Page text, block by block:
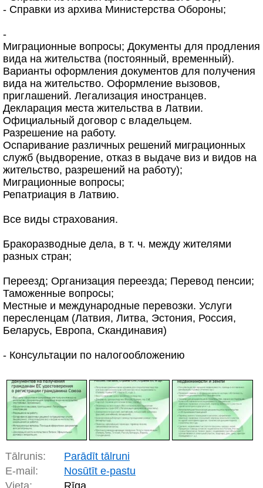
- Справки из архива Министерства Обороны;
-
Миграционные вопросы; Документы для продления
вида на жительства (постоянный, временный).
Варианты оформления документов для получения
вида на жительство. Оформление вызовов,
приглашений. Легализация иностранцев.
Декларация места жительства в Латвии.
Официальный договор с владельцем.
Разрешение на работу.
Оспаривание различных решений миграционных
служб (выдворение, отказ в выдаче виз и видов на
жительство, разрешений на работу);
Миграционные вопросы;
Репатриация в Латвию.
Все виды страхования.
Бракоразводные дела, в т. ч. между жителями
разных стран;
Переезд; Организация переезда; Перевод пенсии;
Таможенные вопросы;
Местные и международные перевозки. Услуги
пересленцам (Латвия, Литва, Эстония, Россия,
Беларусь, Европа, Скандинавия)
- Консультации по налогообложению
Tālrunis:
Parādīt tālruni
E-mail:
Nosūtīt e-pastu